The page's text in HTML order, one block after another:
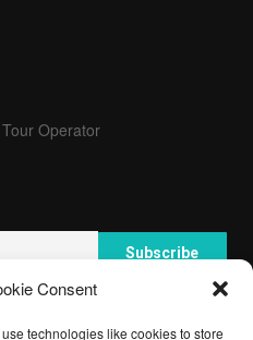
Consent
technologies like cookies to store
Operator